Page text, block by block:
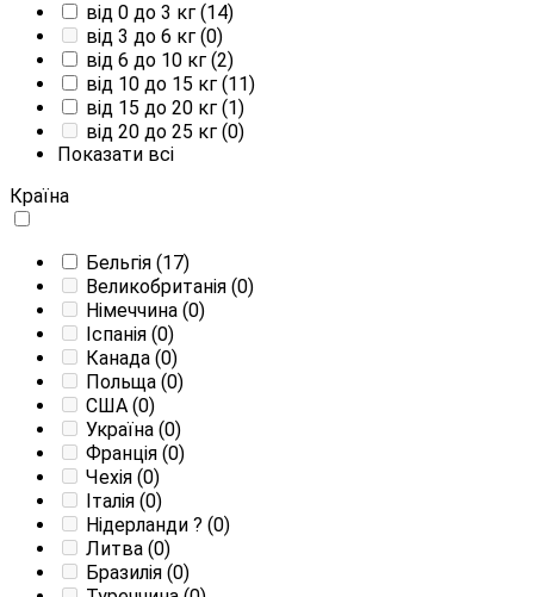
від 0 до 3 кг (14)
від 3 до 6 кг (0)
від 6 до 10 кг (2)
від 10 до 15 кг (11)
від 15 до 20 кг (1)
від 20 до 25 кг (0)
Показати всі
Країна
Бельгія (17)
Великобританія (0)
Німеччина (0)
Іспанія (0)
Канада (0)
Польща (0)
США (0)
Україна (0)
Франція (0)
Чехія (0)
Італія (0)
Нідерланди ? (0)
Литва (0)
Бразилія (0)